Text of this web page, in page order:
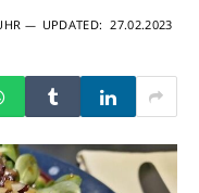
UPDATED: 27.02.2023